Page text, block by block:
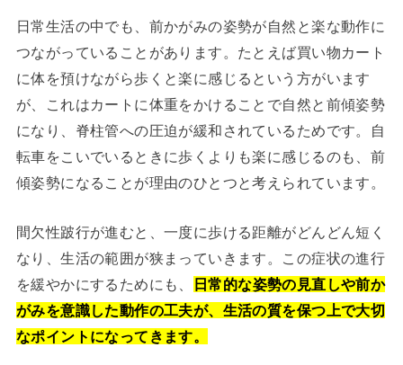
日常生活の中でも、前かがみの姿勢が自然と楽な動作に
つながっていることがあります。たとえば買い物カート
に体を預けながら歩くと楽に感じるという方がいます
が、これはカートに体重をかけることで自然と前傾姿勢
になり、脊柱管への圧迫が緩和されているためです。自
転車をこいでいるときに歩くよりも楽に感じるのも、前
傾姿勢になることが理由のひとつと考えられています。
間欠性跛行が進むと、一度に歩ける距離がどんどん短く
なり、生活の範囲が狭まっていきます。この症状の進行
を緩やかにするためにも、
日常的な姿勢の見直しや前か
がみを意識した動作の工夫が、生活の質を保つ上で大切
なポイントになってきます。